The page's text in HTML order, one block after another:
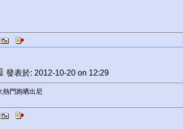
發表於: 2012-10-20 on 12:29
熱門跑哂出尼